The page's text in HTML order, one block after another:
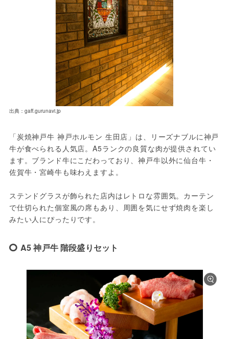
出典：gaff.gurunavi.jp
「炭焼神戸牛 神戸ホルモン 生田店」は、リーズナブルに神戸
牛が食べられる人気店。A5ランクの良質な肉が提供されてい
ます。ブランド牛にこだわっており、神戸牛以外に仙台牛・
佐賀牛・宮崎牛も味わえますよ。
ステンドグラスが飾られた店内はレトロな雰囲気。カーテン
で仕切られた個室風の席もあり、周囲を気にせず焼肉を楽し
みたい人にぴったりです。
A5 神戸牛 階段盛りセット